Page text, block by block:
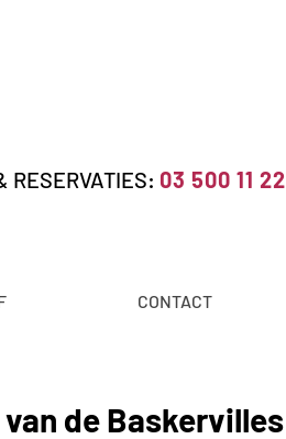
RESERVATIES: 03 500 11 22
CONTACT
de Baskervilles